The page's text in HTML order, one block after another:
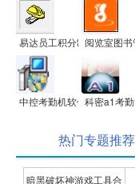
易达员工积分制管理系统
阅览室图
中控考勤机软件v5.0科密a1考
热门专题推荐
暗黑破坏神游戏工具合